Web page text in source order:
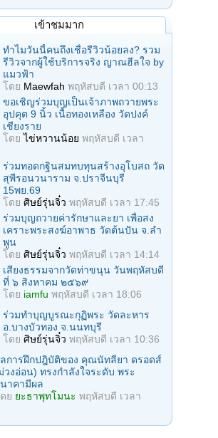
เข้าชมมาก
ทำไมวันนี้คนถึงเชื่อรีวิวน้อยลง? รวม
รีวิวจากผู้ใช้บริการจริง ญาณฮีลใจ by
แมวฟ้า
โดย Maewfah พฤหัสบดี เวลา 00:13
ขอเชิญร่วมบุญเป็นเจ้าภาพถวายพระ
อุปคุต 9 นิ้ว เนื้อทองเหลือง วัดปงค์
เชียงราย
โดยไข่หวานน้อย พฤหัสบดี เวลา
ร่วมทอดกฐินสมทบทุนสร้างอุโบสถ วัด
สุพีรอนวนาราม จ.ปราจีนบุรี
15พย.69
โดย ศิษย์รุ่นจิ๋ว พฤหัสบดี เวลา 17:45
ร่วมบุญถวายค่ารักษาและยา เพื่อสง
เคราะพระสงฆ์อาพาธ วัดต้นปัน จ.ลํา
พูน
โดย ศิษย์รุ่นจิ๋ว พฤหัสบดี เวลา 14:14
เสียงธรรมจากวัดท่าขนุน วันพฤหัสบดี
ที่ ๖ สิงหาคม ๒๕๖๙
โดย iamfu พฤหัสบดี เวลา 18:06
ร่วมทําบุญบูรณะกุฏิพระ วัดละหาร
อ.บางบัวทอง จ.นนทบุรี
โดย ศิษย์รุ่นจิ๋ว พฤหัสบดี เวลา 10:36
การฝึกปฎิบัติของ คุณนัทลียา ดรอดส์
วงอ่อน) ทรงกำลังใจระดับ พระ
าคามีผล
ย ยะธาพุทโมนะ พฤหัสบดี เวลา